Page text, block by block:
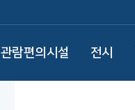
관람편의시설 전시